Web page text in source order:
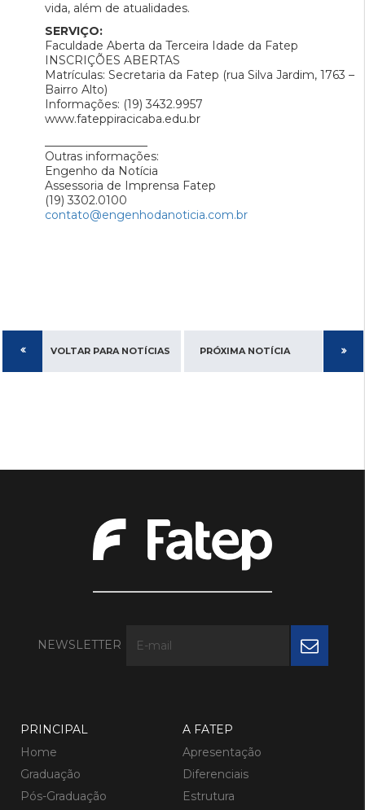
vida, além de atualidades.
SERVIÇO:
Faculdade Aberta da Terceira Idade da Fatep
INSCRIÇÕES ABERTAS
Matrículas: Secretaria da Fatep (rua Silva Jardim, 1763 –
Bairro Alto)
Informações: (19) 3432.9957
www.fateppiracicaba.edu.br
Outras informações:
Engenho da Notícia
Assessoria de Imprensa Fatep
(19) 3302.0100
contato@engenhodanoticia.com.br
VOLTAR PARA NOTÍCIAS PRÓXIMA NOTÍCIA
NEWSLETTER
PRINCIPAL
Home
Graduação
Pós-Graduação
A FATEP
Apresentação
Diferenciais
Estrutura